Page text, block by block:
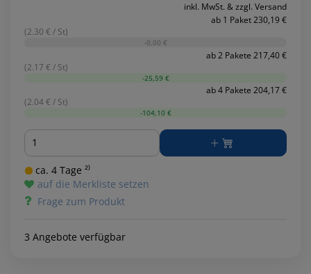
inkl. MwSt. & zzgl. Versand
ab 1 Paket 230,19 €
(2.30 € / St)
-0,00 €
ab 2 Pakete 217,40 €
(2.17 € / St)
-25,59 €
ab 4 Pakete 204,17 €
(2.04 € / St)
-104,10 €
Menge
ca. 4 Tage ²⁾
auf die Merkliste setzen
Frage zum Produkt
3 Angebote verfügbar